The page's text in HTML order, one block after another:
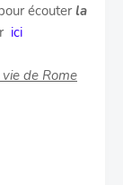
écouterla
ici
de Rome